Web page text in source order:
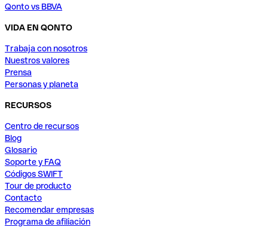
Qonto vs BBVA
VIDA EN QONTO
Trabaja con nosotros
Nuestros valores
Prensa
Personas y planeta
RECURSOS
Centro de recursos
Blog
Glosario
Soporte y FAQ
Códigos SWIFT
Tour de producto
Contacto
Recomendar empresas
Programa de afiliación